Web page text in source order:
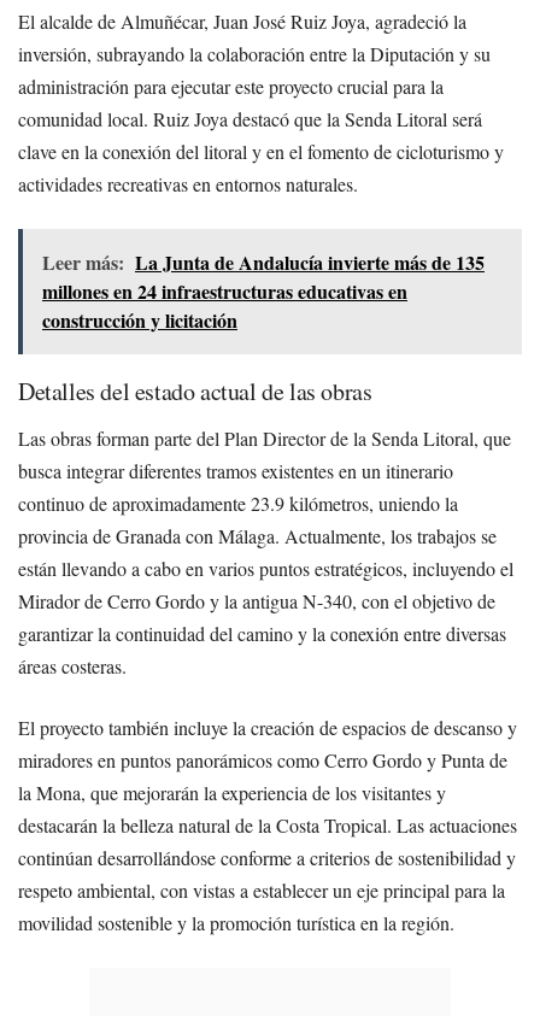
El alcalde de Almuñécar, Juan José Ruiz Joya, agradeció la
inversión, subrayando la colaboración entre la Diputación y su
administración para ejecutar este proyecto crucial para la
comunidad local. Ruiz Joya destacó que la Senda Litoral será
clave en la conexión del litoral y en el fomento de cicloturismo y
actividades recreativas en entornos naturales.
Leer más: La Junta de Andalucía invierte más de 135
millones en 24 infraestructuras educativas en
construcción y licitación
Detalles del estado actual de las obras
Las obras forman parte del Plan Director de la Senda Litoral, que
busca integrar diferentes tramos existentes en un itinerario
continuo de aproximadamente 23.9 kilómetros, uniendo la
provincia de Granada con Málaga. Actualmente, los trabajos se
están llevando a cabo en varios puntos estratégicos, incluyendo el
Mirador de Cerro Gordo y la antigua N-340, con el objetivo de
garantizar la continuidad del camino y la conexión entre diversas
áreas costeras.
El proyecto también incluye la creación de espacios de descanso y
miradores en puntos panorámicos como Cerro Gordo y Punta de
la Mona, que mejorarán la experiencia de los visitantes y
destacarán la belleza natural de la Costa Tropical. Las actuaciones
continúan desarrollándose conforme a criterios de sostenibilidad y
respeto ambiental, con vistas a establecer un eje principal para la
movilidad sostenible y la promoción turística en la región.